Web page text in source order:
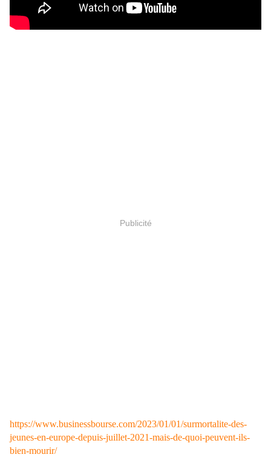
Publicité
https://www.businessbourse.com/2023/01/01/surmortalite-des-
jeunes-en-europe-depuis-juillet-2021-mais-de-quoi-peuvent-ils-
bien-mourir/